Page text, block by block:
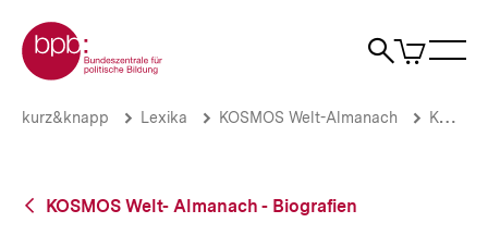
zum
Seiteninhalt
springen
Zur Startseite der bpb
Suche
Artikel
im
Touadéra,
bpb.de
Brotkrümelnavigation
Pfadnavigation
kurz&knapp Lexika KOSMOS Welt-Almanach KOSMOS Welt- Almanach - Biografien
Zurück
KOSMOS Welt- Almanach - Biografien